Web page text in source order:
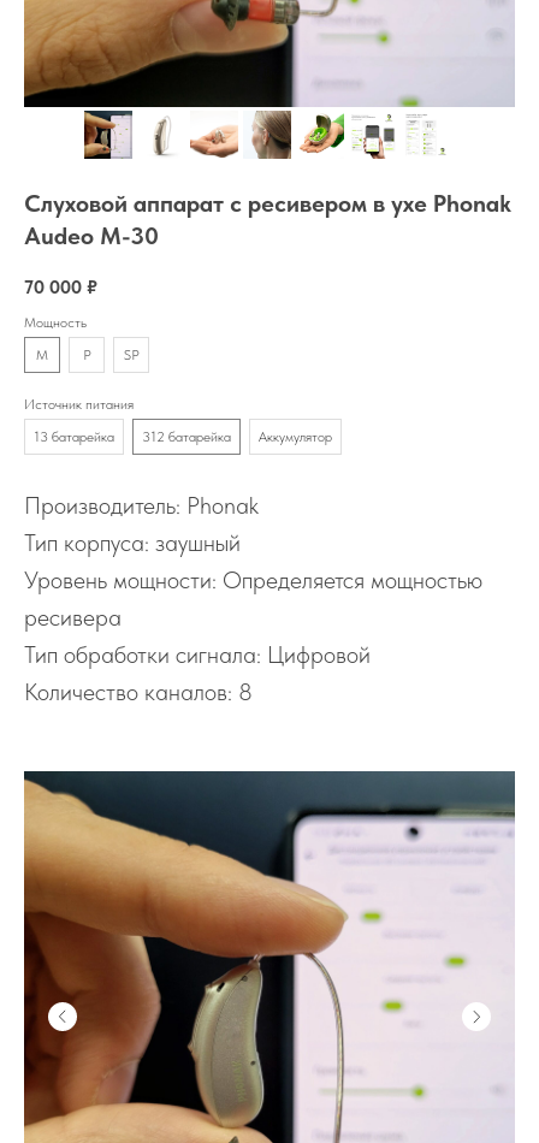
Слуховой аппарат с ресивером в ухе Phonak
Audeo M-30
70 000 ₽
Мощность
M
P SP
Источник питания
13 батарейка
312 батарейка Аккумулятор
Производитель: Phonak
Тип корпуса: заушный
Уровень мощности: Определяется мощностью
ресивера
Тип обработки сигнала: Цифровой
Количество каналов: 8